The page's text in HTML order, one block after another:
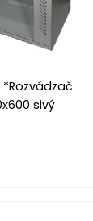
*Rozvádzač
sivý